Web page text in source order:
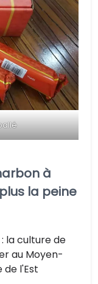
à
la peine
la culture de
au Moyen-
de l'Est